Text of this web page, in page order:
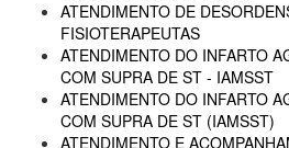
ATENDIMENTO DE
FISIOTERAPEUTAS
ATENDIMENTO DO INFARTO
COM SUPRA DE ST - IAMSST
ATENDIMENTO DO INFARTO
COM SUPRA DE ST (IAMSST)
ATENDIMENTO E